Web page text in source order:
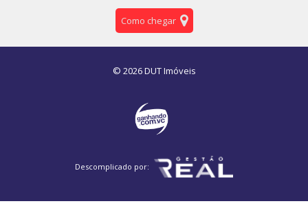
Como chegar
© 2026 DUT Imóveis
Descomplicado por: